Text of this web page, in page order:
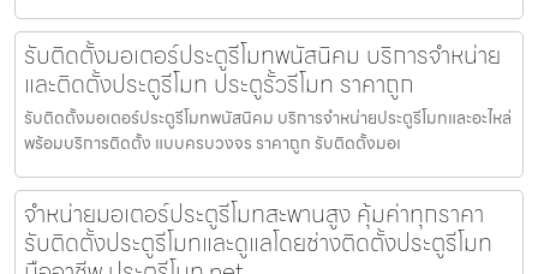
รับติดตั้งมอเตอร์ประตูรีโมทพนัสนิคม บริการจำหน่าย
และติดตั้งประตูรีโมท ประตูรั้วรีโมท ราคาถูก
รับติดตั้งมอเตอร์ประตูรีโมทพนัสนิคม บริการจำหน่ายประตูรีโมทและอะไหล่
พร้อมบริการติดตั้ง แบบครบวงจร ราคาถูก รับติดตั้งมอเ
จำหน่ายมอเตอร์ประตูรีโมทสะพานสูง คุ้มค่าทุกราคา
รับติดตั้งประตูรีโมทและดูแลโดยช่างติดตั้งประตูรีโมท